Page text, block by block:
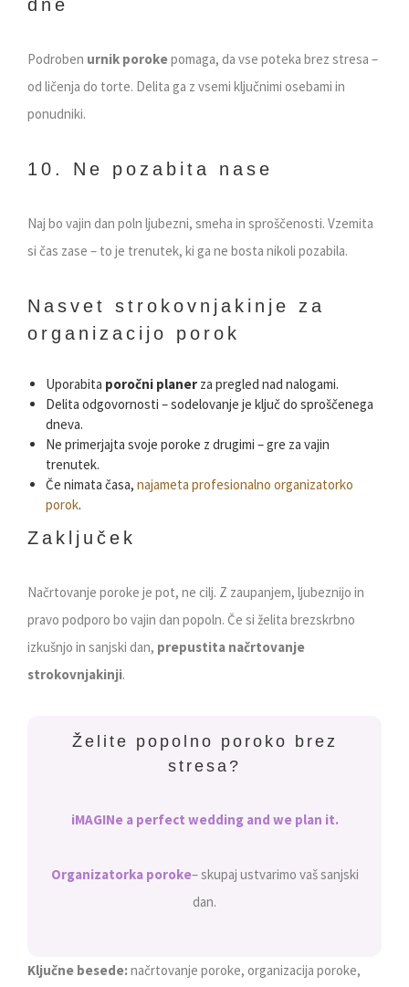
dne
Podroben urnik porokepomaga, da vse poteka brez stresa –
od ličenja do torte. Delita ga z vsemi ključnimi osebami in
ponudniki.
10. Ne pozabita nase
Naj bo vajin dan poln ljubezni, smeha in sproščenosti. Vzemita
si čas zase – to je trenutek, ki ga ne bosta nikoli pozabila.
Nasvet strokovnjakinje za
organizacijo porok
Uporabita poročni planer za pregled nad nalogami.
Delita odgovornosti – sodelovanje je ključ do sproščenega
dneva.
Ne primerjajta svoje poroke z drugimi – gre za vajin
trenutek.
Če nimata časa, najameta profesionalno organizatorko
porok.
Zaključek
Načrtovanje poroke je pot, ne cilj. Z zaupanjem, ljubeznijo in
pravo podporo bo vajin dan popoln. Če si želita brezskrbno
izkušnjo in sanjski dan, prepustita načrtovanje
strokovnjakinji.
Želite popolno poroko brez
stresa?
iMAGINe a perfect wedding and we plan it.
Organizatorka poroke– skupaj ustvarimo vaš sanjski
dan.
Ključne besede:načrtovanje poroke, organizacija poroke,